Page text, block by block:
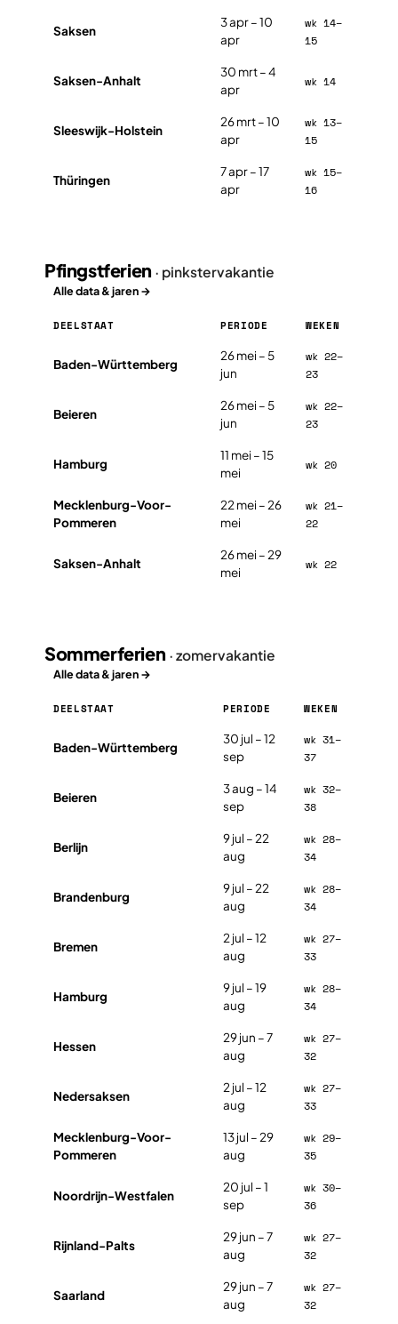
Saksen
3 apr – 10
apr
wk 14–
15
Saksen-Anhalt
30 mrt – 4
apr
wk 14
Sleeswijk-Holstein
26 mrt – 10
apr
wk 13–
15
Thüringen
7 apr – 17
apr
wk 15–
16
Pfingstferien · pinkstervakantie
Alle data & jaren →
Pfingstferien in Duitsland 2026, per deelstaat
DEELSTAAT PERIODE WEKEN
Baden-Württemberg
26 mei – 5
jun
wk 22–
23
Beieren
26 mei – 5
jun
wk 22–
23
Hamburg
11 mei – 15
mei
wk 20
Mecklenburg-Voor-
Pommeren
22 mei – 26
mei
wk 21–
22
Saksen-Anhalt
26 mei – 29
mei
wk 22
Sommerferien · zomervakantie
Alle data & jaren →
Sommerferien in Duitsland 2026, per deelstaat
DEELSTAAT PERIODE WEKEN
Baden-Württemberg
30 jul – 12
sep
wk 31–
37
Beieren
3 aug – 14
sep
wk 32–
38
Berlijn
9 jul – 22
aug
wk 28–
34
Brandenburg
9 jul – 22
aug
wk 28–
34
Bremen
2 jul – 12
aug
wk 27–
33
Hamburg
9 jul – 19
aug
wk 28–
34
Hessen
29 jun – 7
aug
wk 27–
32
Nedersaksen
2 jul – 12
aug
wk 27–
33
Mecklenburg-Voor-
Pommeren
13 jul – 29
aug
wk 29–
35
Noordrijn-Westfalen
20 jul – 1
sep
wk 30–
36
Rijnland-Palts
29 jun – 7
aug
wk 27–
32
Saarland
29 jun – 7
aug
wk 27–
32